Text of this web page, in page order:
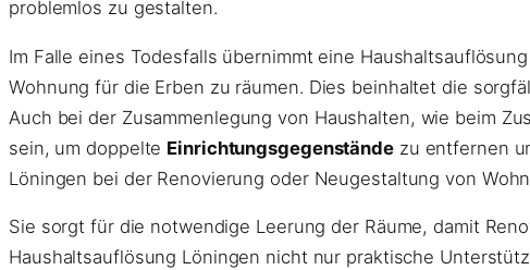
problemlos zu gestalten.
Im Falle eines Todesfalls übernimmt eine
Wohnung für die Erben zu räumen. Dies beinhaltet die
Auch bei der Zusammenlegung von Haushalten, wie beim
sein, um doppelte Einrichtungsgegenständezu entfernen
Löningen bei der Renovierung oder Neugestaltung von
Sie sorgt für die notwendige Leerung der Räume, damit
Haushaltsauflösung Löningen nicht nur praktische